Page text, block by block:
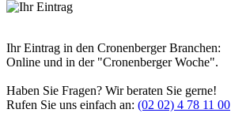
Ihr Eintrag in den Cronenberger Branchen:
Online und in der "Cronenberger Woche".
Haben Sie Fragen? Wir beraten Sie gerne!
Rufen Sie uns einfach an: (02 02) 4 78 11 00